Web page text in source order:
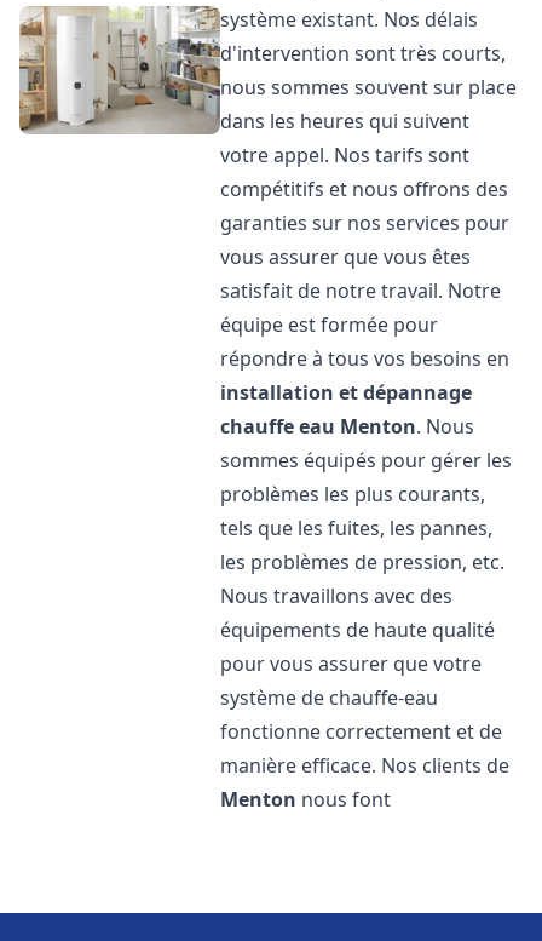
système existant. Nos délais
d'intervention sont très courts,
nous sommes souvent sur place
dans les heures qui suivent
votre appel. Nos tarifs sont
compétitifs et nous offrons des
garanties sur nos services pour
vous assurer que vous êtes
satisfait de notre travail. Notre
équipe est formée pour
répondre à tous vos besoins en
installation et dépannage
chauffe eau Menton. Nous
sommes équipés pour gérer les
problèmes les plus courants,
tels que les fuites, les pannes,
les problèmes de pression, etc.
Nous travaillons avec des
équipements de haute qualité
pour vous assurer que votre
système de chauffe-eau
fonctionne correctement et de
manière efficace. Nos clients de
Menton nous font